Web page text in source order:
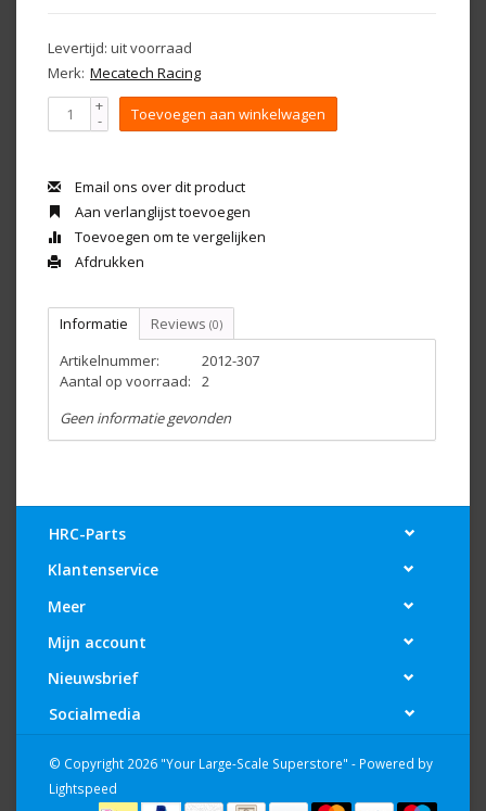
Levertijd: uit voorraad
Merk: Mecatech Racing
+
- Toevoegen aan winkelwagen
Email ons over dit product
Aan verlanglijst toevoegen
Toevoegen om te vergelijken
Afdrukken
Informatie Reviews (0)
Artikelnummer:
2012-307
Aantal op voorraad:
2
Geen informatie gevonden
HRC-Parts
Klantenservice
Meer
Mijn account
Nieuwsbrief
Socialmedia
© Copyright 2026 "Your Large-Scale Superstore" - Powered by
Lightspeed